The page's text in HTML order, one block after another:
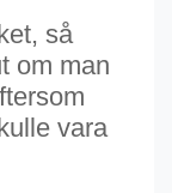
så
om man
vara